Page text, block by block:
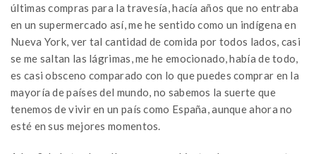
últimas compras para la travesía, hacía años que no entraba
en un supermercado así, me he sentido como un indígena en
Nueva York, ver tal cantidad de comida por todos lados, casi
se me saltan las lágrimas, me he emocionado, había de todo,
es casi obsceno comparado con lo que puedes comprar en la
mayoría de países del mundo, no sabemos la suerte que
tenemos de vivir en un país como España, aunque ahora no
esté en sus mejores momentos.